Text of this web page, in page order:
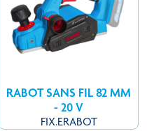
RABOT SANS FIL 82 MM
- 20 V
FIX.ERABOT